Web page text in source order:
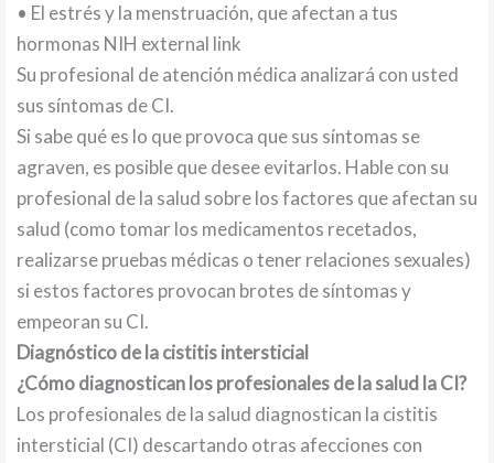
• El estrés y la menstruación, que afectan a tus
hormonas NIH external link
Su profesional de atención médica analizará con usted
sus síntomas de CI.
Si sabe qué es lo que provoca que sus síntomas se
agraven, es posible que desee evitarlos. Hable con su
profesional de la salud sobre los factores que afectan su
salud (como tomar los medicamentos recetados,
realizarse pruebas médicas o tener relaciones sexuales)
si estos factores provocan brotes de síntomas y
empeoran su CI.
Diagnóstico de la cistitis intersticial
¿Cómo diagnostican los profesionales de la salud la CI?
Los profesionales de la salud diagnostican la cistitis
intersticial (CI) descartando otras afecciones con